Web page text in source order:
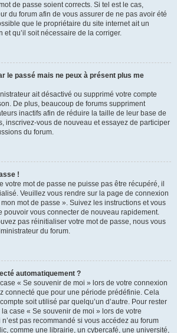
de passe soient corrects. Si tel est le cas,
du forum afin de vous assurer de ne pas avoir été
que le propriétaire du site internet ait un
et qu’il soit nécessaire de la corriger.
le passé mais ne peux à présent plus me
ait désactivé ou supprimé votre compte
De plus, beaucoup de forums suppriment
inactifs afin de réduire la taille de leur base de
inscrivez-vous de nouveau et essayez de participer
du forum.
!
votre mot de passe ne puisse pas être récupéré, il
Veuillez vous rendre sur la page de connexion
mot de passe ». Suivez les instructions et vous
pouvoir vous connecter de nouveau rapidement.
pas réinitialiser votre mot de passe, nous vous
du forum.
automatiquement ?
« Se souvenir de moi » lors de votre connexion
connecté que pour une période prédéfinie. Cela
soit utilisé par quelqu’un d’autre. Pour rester
case « Se souvenir de moi » lors de votre
pas recommandé si vous accédez au forum
comme une librairie, un cybercafé, une université,